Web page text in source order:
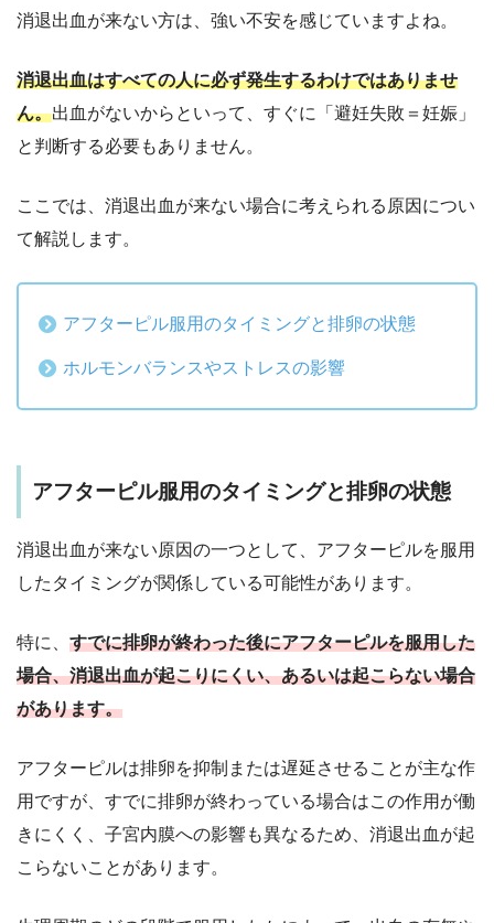
消退出血が来ない方は、強い不安を感じていますよね。
消退出血はすべての人に必ず発生するわけではありませ
ん。出血がないからといって、すぐに「避妊失敗＝妊娠」
と判断する必要もありません。
ここでは、消退出血が来ない場合に考えられる原因につい
て解説します。
アフターピル服用のタイミングと排卵の状態
ホルモンバランスやストレスの影響
アフターピル服用のタイミングと排卵の状態
消退出血が来ない原因の一つとして、アフターピルを服用
したタイミングが関係している可能性があります。
特に、 すでに排卵が終わった後にアフターピルを服用した
場合、消退出血が起こりにくい、あるいは起こらない場合
があります。
アフターピルは排卵を抑制または遅延させることが主な作
用ですが、すでに排卵が終わっている場合はこの作用が働
きにくく、子宮内膜への影響も異なるため、消退出血が起
こらないことがあります。